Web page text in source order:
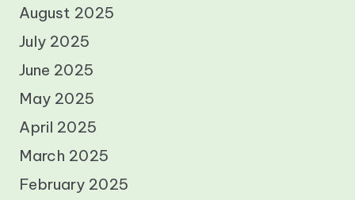
August 2025
July 2025
June 2025
May 2025
April 2025
March 2025
February 2025